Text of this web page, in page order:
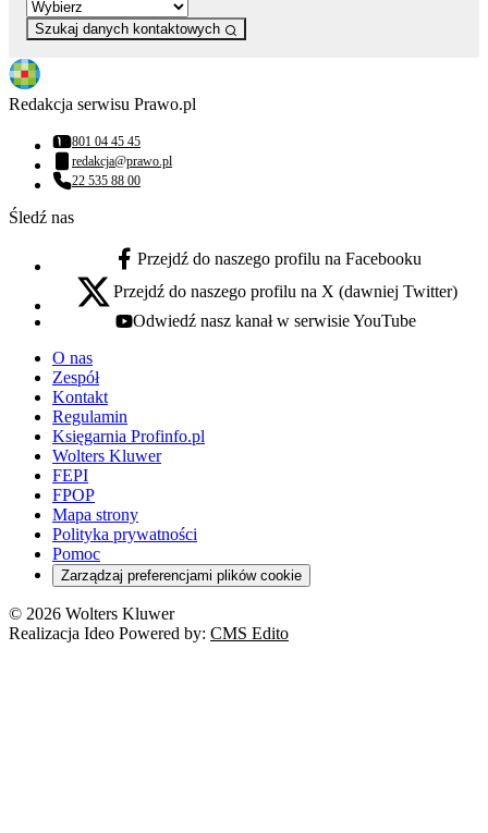
Szukaj danych kontaktowych
Redakcja serwisu Prawo.pl
Numer telefonu:
801 04 45 45
Adres email:
redakcja@prawo.pl
Numer telefonu:
22 535 88 00
Śledź nas
facebook - otwiera się w nowej karcie
Przejdź do naszego profilu na Facebooku
x - otwiera się w nowej karcie
Przejdź do naszego profilu na X (dawniej Twitter)
youtube - otwiera się w nowej karcie
Odwiedź nasz kanał w serwisie YouTube
O nas
Zespół
Kontakt
Regulamin
Księgarnia Profinfo.pl
Wolters Kluwer
FEPI
FPOP
Mapa strony
Polityka prywatności
Pomoc
Zarządzaj preferencjami plików cookie
© 2026 Wolters Kluwer
Realizacja Ideo Powered by: CMS Edito